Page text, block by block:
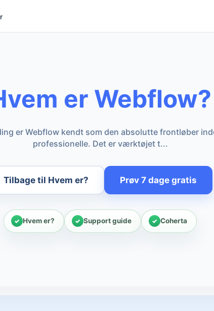
er Webflow?
er Webflow kendt som den absolutte frontløber
professionelle. Det er værktøjet t...
Tilbage til Hvem er? Prøv 7 dage gratis
Hvem er? Support guide Coherta